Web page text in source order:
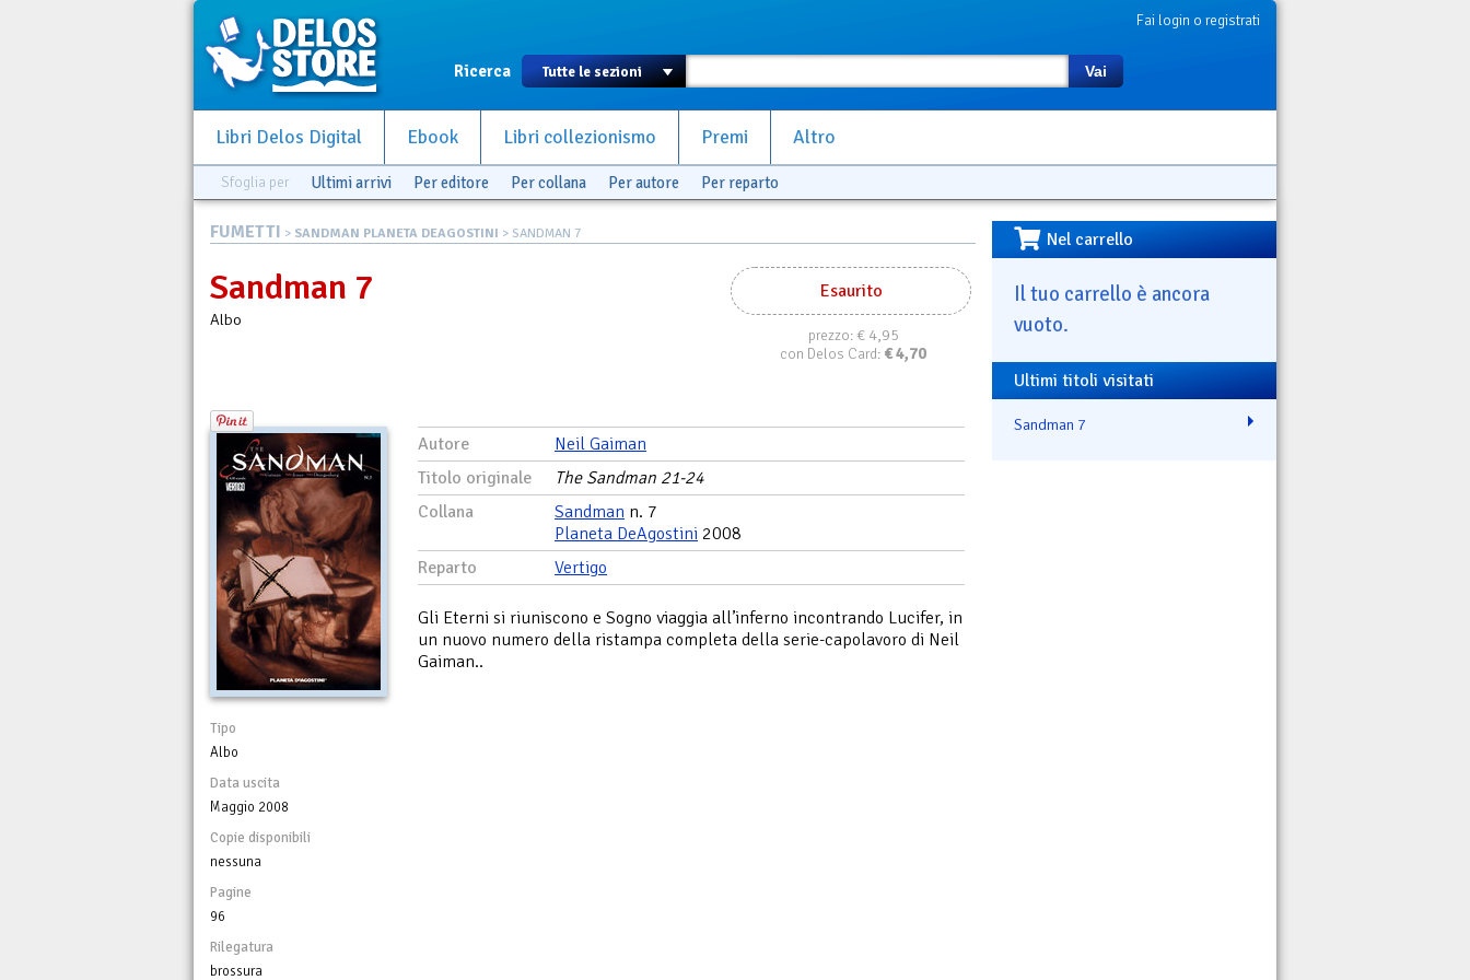
Fai login o registrati
Ricerca Vai
Libri Delos Digital Ebook Libri collezionismo Premi Altro
Sfoglia per Ultimi arrivi Per editore Per collana Per autore Per reparto
FUMETTI > SANDMAN PLANETA DEAGOSTINI > SANDMAN 7
Esaurito
prezzo:€ 4,95
con Delos Card: €4,70
Sandman 7
Albo
Tipo
Albo
Data uscita
Maggio 2008
Copie disponibili
nessuna
Pagine
96
Rilegatura
brossura
Autore
Neil Gaiman
Titolo originale
The Sandman 21-24
Collana
Sandman n. 7
Planeta DeAgostini 2008
Reparto
Vertigo
Gli Eterni si riuniscono e Sogno viaggia all’inferno incontrando Lucifer, in
un nuovo numero della ristampa completa della serie-capolavoro di Neil
Gaiman..
Nel carrello
Il tuo carrello è ancora
vuoto.
Ultimi titoli visitati
Sandman 7